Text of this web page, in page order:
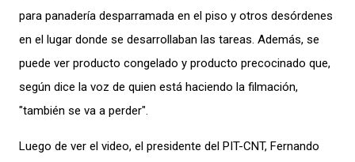
para panadería desparramada en el piso y otros desórdenes
en el lugar donde se desarrollaban las tareas. Además, se
puede ver producto congelado y producto precocinado que,
según dice la voz de quien está haciendo la filmación,
"también se va a perder".
Luego de ver el video, el presidente del PIT-CNT, Fernando